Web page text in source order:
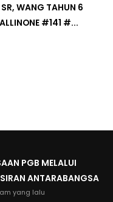
WANG TAHUN 6
#141 #...
PGB MELALUI
ANTARABANGSA
yang lalu